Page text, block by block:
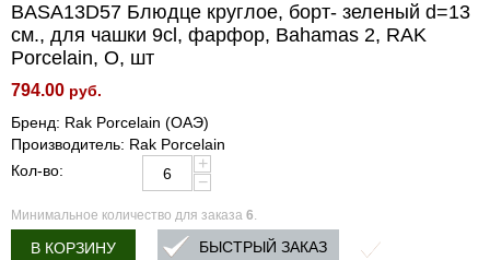
BASA13D57 Блюдце круглое, борт- зеленый d=13
см., для чашки 9cl, фарфор, Bahamas 2, RAK
Porcelain, О, шт
794.00 руб.
Бренд: Rak Porcelain (ОАЭ)
Производитель: Rak Porcelain
Кол-во:
+
−
Минимальное количество для заказа 6.
В КОРЗИНУ БЫСТРЫЙ ЗАКАЗ